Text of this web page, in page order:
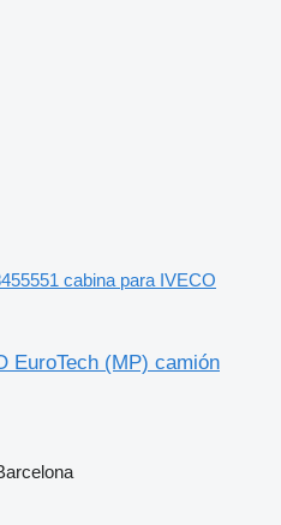
cabina para IVECO
EuroTech (MP) camión